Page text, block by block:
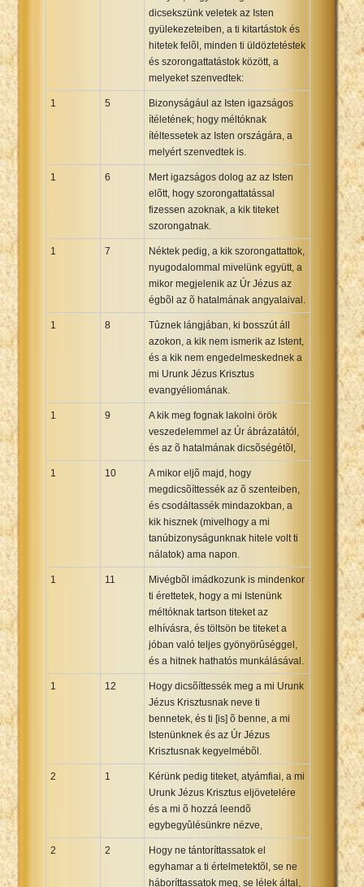
dicsekszünk veletek az Isten
gyülekezeteiben, a ti kitartástok és
hitetek felõl, minden ti üldöztetéstek
és szorongattatástok között, a
melyeket szenvedtek:
1 5
Bizonyságául az Isten igazságos
ítéletének; hogy méltóknak
ítéltessetek az Isten országára, a
melyért szenvedtek is.
1 6
Mert igazságos dolog az az Isten
elõtt, hogy szorongattatással
fizessen azoknak, a kik titeket
szorongatnak.
1 7
Néktek pedig, a kik szorongattattok,
nyugodalommal mivelünk együtt, a
mikor megjelenik az Úr Jézus az
égbõl az õ hatalmának angyalaival.
1 8
Tûznek lángjában, ki bosszút áll
azokon, a kik nem ismerik az Istent,
és a kik nem engedelmeskednek a
mi Urunk Jézus Krisztus
evangyéliomának.
1 9
A kik meg fognak lakolni örök
veszedelemmel az Úr ábrázatától,
és az õ hatalmának dicsõségétõl,
1 10
A mikor eljõ majd, hogy
megdicsõíttessék az õ szenteiben,
és csodáltassék mindazokban, a
kik hisznek (mivelhogy a mi
tanúbizonyságunknak hitele volt ti
nálatok) ama napon.
1 11
Mivégbõl imádkozunk is mindenkor
ti érettetek, hogy a mi Istenünk
méltóknak tartson titeket az
elhívásra, és töltsön be titeket a
jóban való teljes gyönyörûséggel,
és a hitnek hathatós munkálásával.
1 12
Hogy dicsõíttessék meg a mi Urunk
Jézus Krisztusnak neve ti
bennetek, és ti [is] õ benne, a mi
Istenünknek és az Úr Jézus
Krisztusnak kegyelmébõl.
2 1
Kérünk pedig titeket, atyámfiai, a mi
Urunk Jézus Krisztus eljövetelére
és a mi õ hozzá leendõ
egybegyûlésünkre nézve,
2 2
Hogy ne tántoríttassatok el
egyhamar a ti értelmetektõl, se ne
háboríttassatok meg, se lélek által,